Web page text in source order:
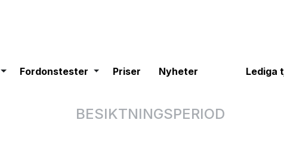
Toggle dropdown
Fordonstester
Fordonstester Toggle dropdown
Priser Nyheter Lediga
BESIKTNINGSPERIOD